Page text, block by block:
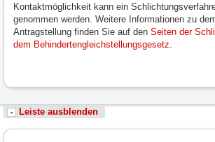
Kontaktmöglichkeit kann ein
genommen werden. Weitere Informationen zu
Antragstellung finden Sie auf den Seiten der
dem Behindertengleichstellungsgesetz
Leiste ausblenden